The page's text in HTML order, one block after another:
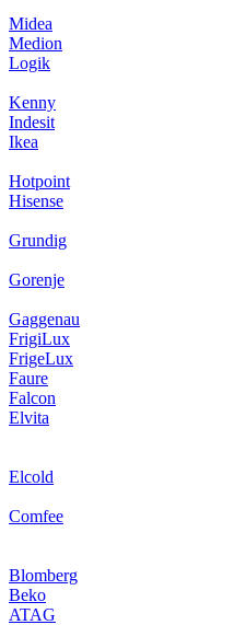
Midea
Medion
Logik
Kenny
Indesit
Ikea
Hotpoint
Hisense
Grundig
Gorenje
Gaggenau
FrigiLux
FrigeLux
Faure
Falcon
Elvita
Elcold
Comfee
Blomberg
Beko
ATAG